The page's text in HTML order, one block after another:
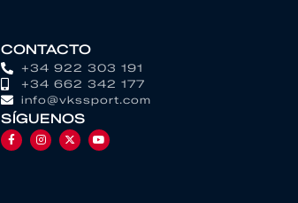
CONTACTO
+34 922 303 191
+34 662 342 177
info@vkssport.com
SÍGUENOS